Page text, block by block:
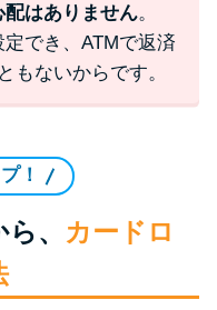
配はありません。
でき、ATMで返済
もないからです。
！
、
カードロ